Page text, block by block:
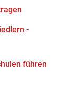
-
führen